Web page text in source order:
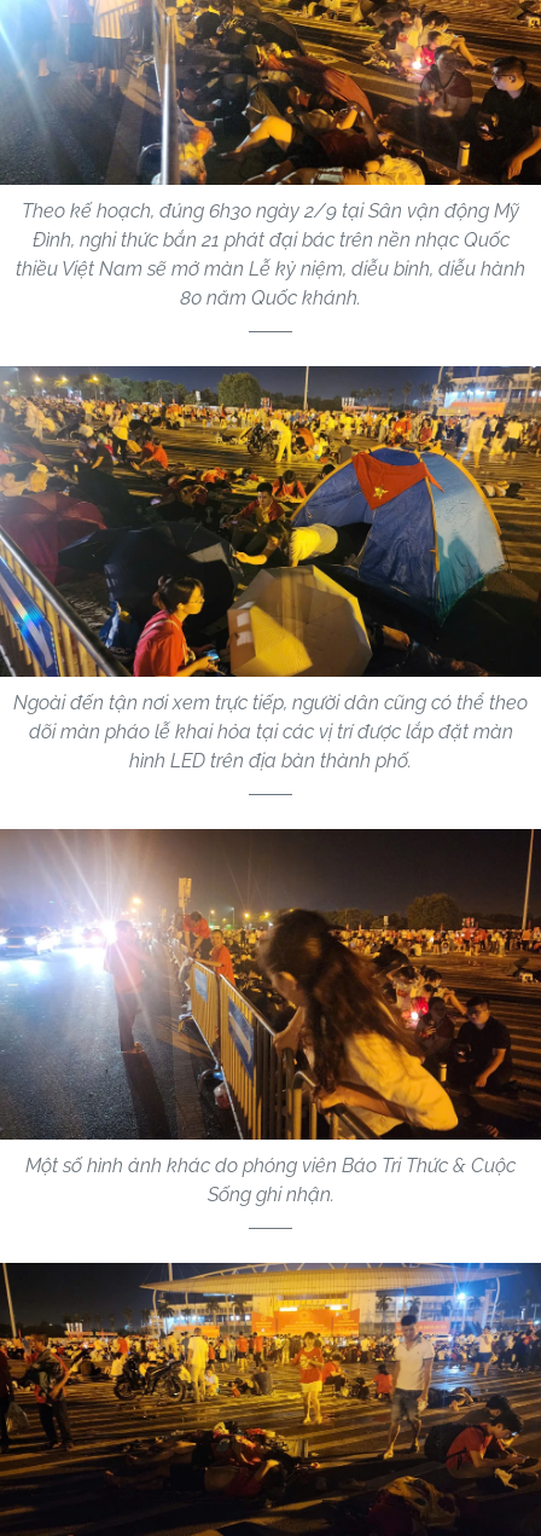
Theo kế hoạch, đúng 6h30 ngày 2/9 tại Sân vận động Mỹ
Đình, nghi thức bắn 21 phát đại bác trên nền nhạc Quốc
thiều Việt Nam sẽ mở màn Lễ kỷ niệm, diễu binh, diễu hành
80 năm Quốc khánh.
Ngoài đến tận nơi xem trực tiếp, người dân cũng có thể theo
dõi màn pháo lễ khai hỏa tại các vị trí được lắp đặt màn
hình LED trên địa bàn thành phố.
Một số hình ảnh khác do phóng viên Báo Tri Thức & Cuộc
Sống ghi nhận.